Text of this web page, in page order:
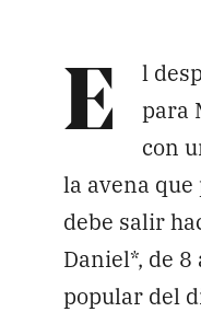
E
l
para
con
la avena
debe salir
Daniel*, de
popular del